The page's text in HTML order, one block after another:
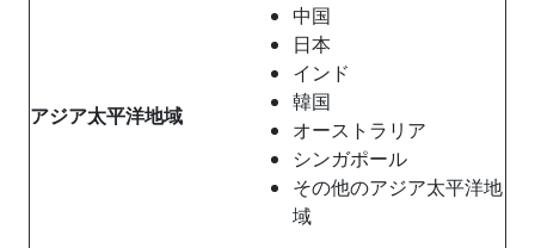
アジア太平洋地域
中国
日本
インド
韓国
オーストラリア
シンガポール
その他のアジア太平洋地
域